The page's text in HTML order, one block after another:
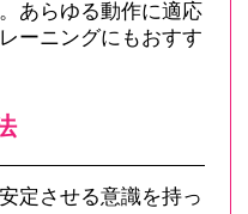
あらゆる動作に適応
ーニングにもおすす
定させる意識を持っ